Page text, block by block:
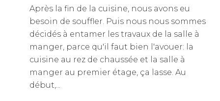
Après la fin de la cuisine, nous avons eu
besoin de souffler. Puis nous nous sommes
décidés à entamer les travaux de la salle à
manger, parce qu'il faut bien l'avouer: la
cuisine au rez de chaussée et la salle à
manger au premier étage, ça lasse. Au
début,...